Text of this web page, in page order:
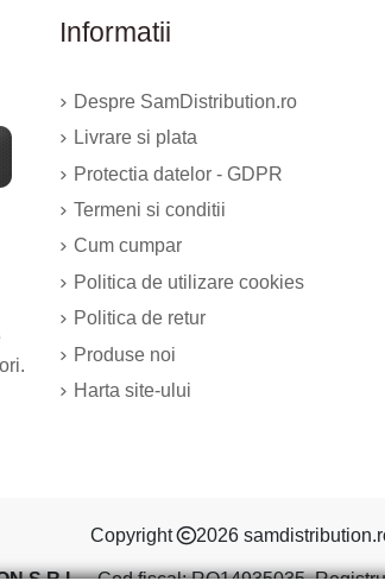
Informatii
Despre SamDistribution.ro
Livrare si plata
Protectia datelor - GDPR
Termeni si conditii
Cum cumpar
Politica de utilizare cookies
Politica de retur
Produse noi
Harta site-ului
Copyright 2026
S.R.L.- Cod fiscal: RO14935035,